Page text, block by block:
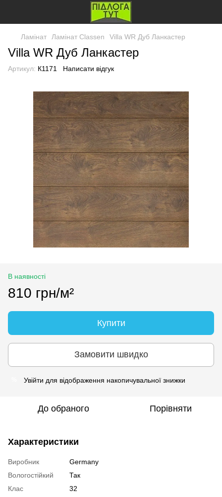
Ламінат Ламінат Classen Villa WR Дуб Ланкастер
Villa WR Дуб Ланкастер
Артикул: К1171 Написати відгук
В наявності
810 грн/м²
Купити
Замовити швидко
Увійти для відображення накопичувальної знижки
До обраного Порівняти
Характеристики
Виробник
Germany
Вологостійкий
Так
Клас
32